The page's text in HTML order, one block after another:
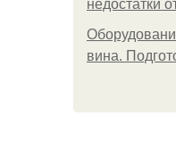
недостатки
вина.